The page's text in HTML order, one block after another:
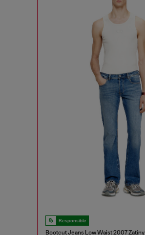
Responsible
Bootcut Jeans Low Waist 2007 Zatiny